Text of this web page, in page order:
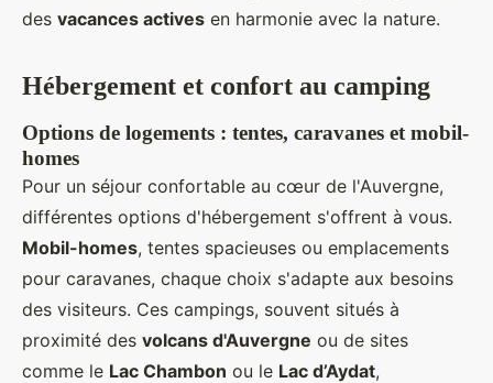
des vacances actives en harmonie avec la nature.
Hébergement et confort au camping
Options de logements : tentes, caravanes et mobil-
homes
Pour un séjour confortable au cœur de l'Auvergne,
différentes options d'hébergement s'offrent à vous.
Mobil-homes, tentes spacieuses ou emplacements
pour caravanes, chaque choix s'adapte aux besoins
des visiteurs. Ces campings, souvent situés à
proximité des volcans d'Auvergne ou de sites
comme le Lac Chambon ou le Lac d’Aydat,